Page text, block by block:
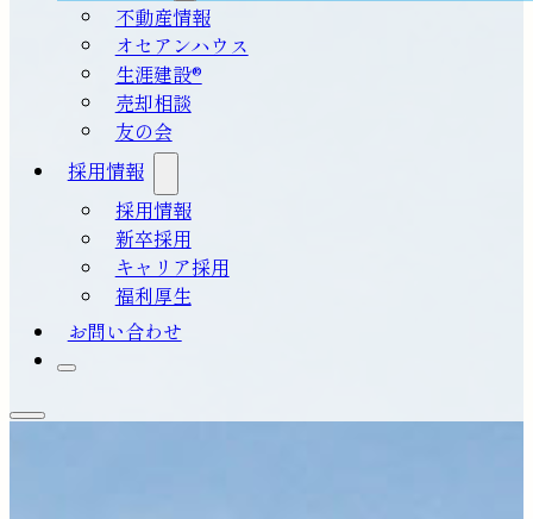
不動産情報
オセアンハウス
生涯建設®
売却相談
友の会
採用情報
採用情報
新卒採用
キャリア採用
福利厚生
お問い合わせ